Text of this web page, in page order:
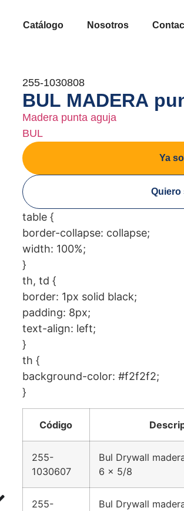
Catálogo Nosotros
255-1030808
BUL MADERA
Madera punta aguja
BUL
Ya
Quiero
table {
border-collapse: collapse;
width: 100%;
}
th, td {
border: 1px solid black;
padding: 8px;
text-align: left;
}
th {
background-color: #f2f2f2;
}
Código
255-
1030607
Bul Drywall
6 x 5/8
255-
Bul Drywall